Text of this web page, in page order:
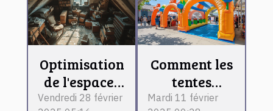
Optimisation
de l'espace :
stratégies
Vendredi 28 février
Comment les
tentes
publicitaires
Mardi 11 février